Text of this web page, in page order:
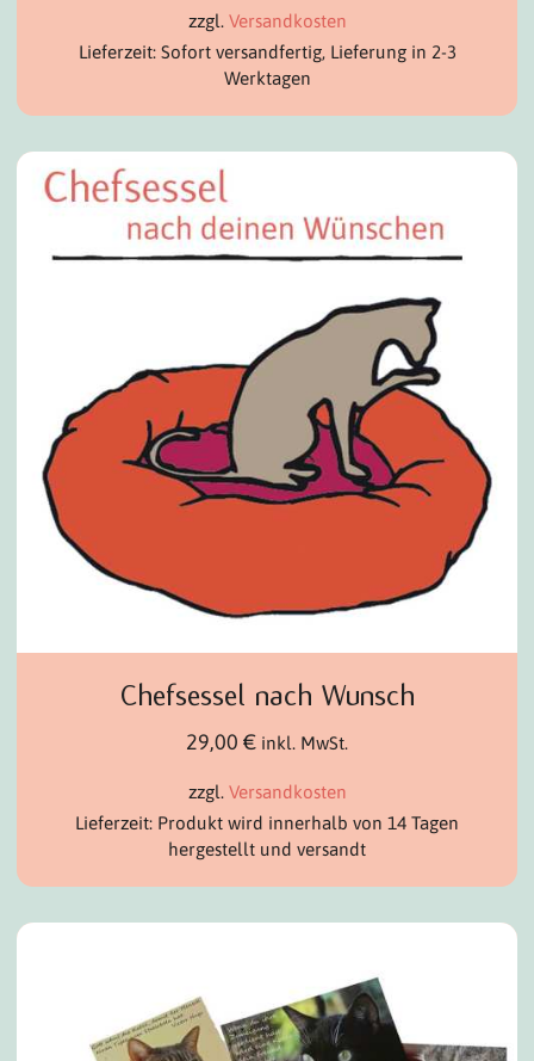
zzgl. Versandkosten
Lieferzeit: Sofort versandfertig, Lieferung in 2-3
Werktagen
Chefsessel nach Wunsch
29,00 € inkl. MwSt.
zzgl. Versandkosten
Lieferzeit: Produkt wird innerhalb von 14 Tagen
hergestellt und versandt